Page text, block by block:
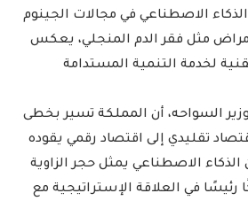
الاصطناعي في مجالات الجينوم
أمراض مثل فقر الدم المنجلي، يعكس
لخدمة التنمية المستدامة
السواحه، أن المملكة تسير بخطى
تقليدي إلى اقتصاد رقمي يقوده
الذكاء الاصطناعي يمثل حجر الزاوية
رئيسًا في العلاقة الإستراتيجية مع